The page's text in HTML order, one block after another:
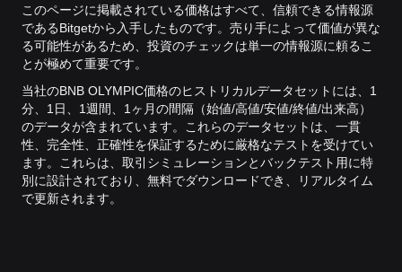
このページに掲載されている価格はすべて、信頼できる情報源
であるBitgetから入手したものです。売り手によって価値が異な
る可能性があるため、投資のチェックは単一の情報源に頼るこ
とが極めて重要です。
当社のBNB OLYMPIC価格のヒストリカルデータセットには、1
分、1日、1週間、1ヶ月の間隔（始値/高値/安値/終値/出来高）
のデータが含まれています。これらのデータセットは、一貫
性、完全性、正確性を保証するために厳格なテストを受けてい
ます。これらは、取引シミュレーションとバックテスト用に特
別に設計されており、無料でダウンロードでき、リアルタイム
で更新されます。